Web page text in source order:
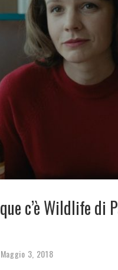
c’è Wildlife di
Maggio 3, 2018